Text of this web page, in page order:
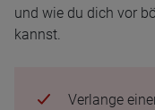
und wie du dich vor
kannst.
Verlange